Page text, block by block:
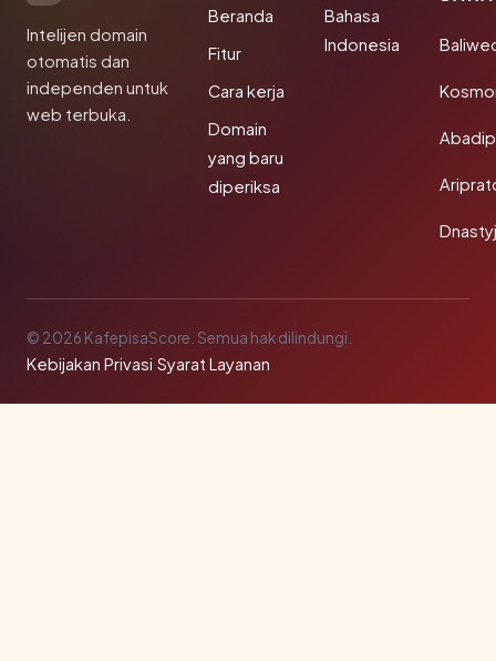
Intelijen domain
otomatis dan
independen untuk
web terbuka.
Beranda
Fitur
Cara kerja
Domain
yang baru
diperiksa
Bahasa
Indonesia
© 2026 KafepisaScore. Semua hak dilindungi.
Kebijakan Privasi·Syarat Layanan